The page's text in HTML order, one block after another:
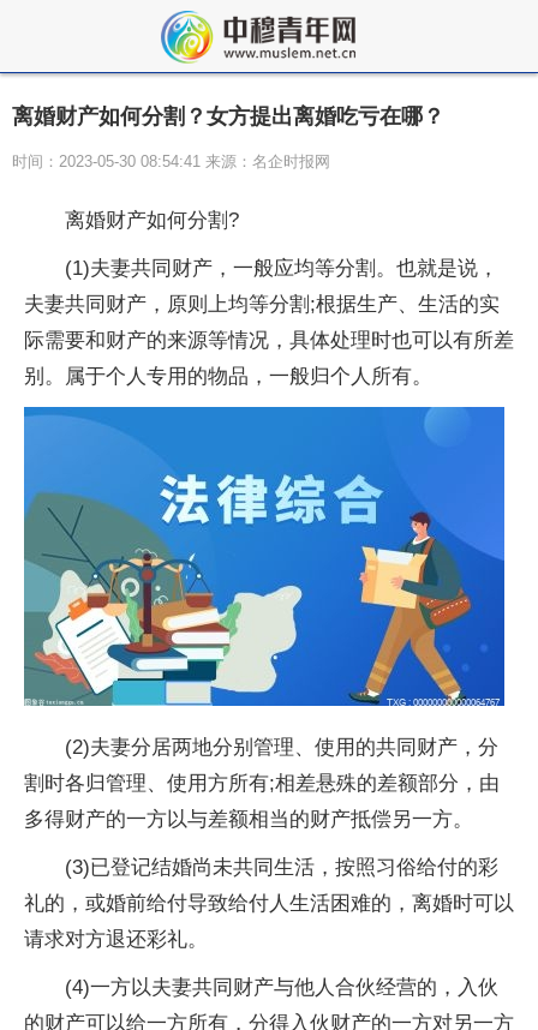
离婚财产如何分割？女方提出离婚吃亏在哪？
时间：2023-05-30 08:54:41 来源：名企时报网
离婚财产如何分割?
(1)夫妻共同财产，一般应均等分割。也就是说，
夫妻共同财产，原则上均等分割;根据生产、生活的实
际需要和财产的来源等情况，具体处理时也可以有所差
别。属于个人专用的物品，一般归个人所有。
(2)夫妻分居两地分别管理、使用的共同财产，分
割时各归管理、使用方所有;相差悬殊的差额部分，由
多得财产的一方以与差额相当的财产抵偿另一方。
(3)已登记结婚尚未共同生活，按照习俗给付的彩
礼的，或婚前给付导致给付人生活困难的，离婚时可以
请求对方退还彩礼。
(4)一方以夫妻共同财产与他人合伙经营的，入伙
的财产可以给一方所有，分得入伙财产的一方对另一方